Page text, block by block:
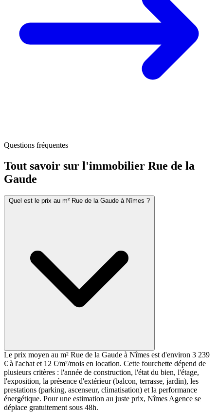
Questions fréquentes
Tout savoir sur l'immobilier Rue de la
Gaude
Quel est le prix au m² Rue de la Gaude à Nîmes ?
Le prix moyen au m² Rue de la Gaude à Nîmes est d'environ 3 239
€ à l'achat et 12 €/m²/mois en location. Cette fourchette dépend de
plusieurs critères : l'année de construction, l'état du bien, l'étage,
l'exposition, la présence d'extérieur (balcon, terrasse, jardin), les
prestations (parking, ascenseur, climatisation) et la performance
énergétique. Pour une estimation au juste prix, Nîmes Agence se
déplace gratuitement sous 48h.